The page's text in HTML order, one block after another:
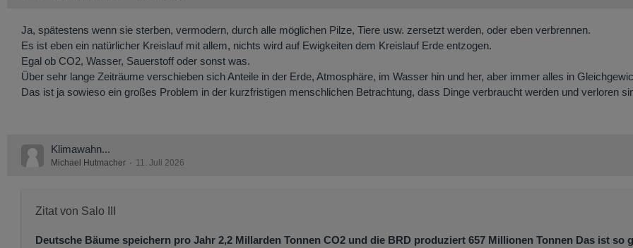
Ja, spätestens wenn sie sterben, vermodern, durch alle möglichen Pilze, Tiere usw. zersetzt werden, oder eben verbrennen.
Es ist eben ein natürlicher Kreislauf mit allem, nichts wird auf Ewigkeiten dem Kreislauf Erde entzogen.
Egal ob CO2, Wasser, Sauerstoff oder sonst was.
Über sehr lange Zeiträume verschieben sich Anteile in der Erde, Atmosphäre, im Wasser hin und her, aber immer alles in
Das ist ja sowieso ein großes Problem in der kurzfristigen menschlichen Betrachtung, dass Dinge verbraucht werden und verloren
Klimawahn...
Michael Hutmacher 11. Juli 2026
Zitat von Salo III
Deutsche Bäume speichern pro Jahr 2,2 Millarden Tonnen CO2 und die BRD produziert 657 Millionen Tonnen Das ist so